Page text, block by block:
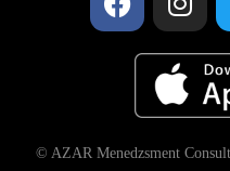
© AZAR Menedzsment